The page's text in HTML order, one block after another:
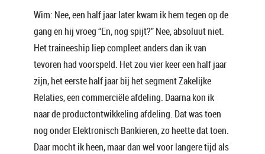
Wim: Nee, een half jaar later kwam ik hem tegen op de
gang en hij vroeg “En, nog spijt?” Nee, absoluut niet.
Het traineeship liep compleet anders dan ik van
tevoren had voorspeld. Het zou vier keer een half jaar
zijn, het eerste half jaar bij het segment Zakelijke
Relaties, een commerciële afdeling. Daarna kon ik
naar de productontwikkeling afdeling. Dat was toen
nog onder Elektronisch Bankieren, zo heette dat toen.
Daar mocht ik heen, maar dan wel voor langere tijd als